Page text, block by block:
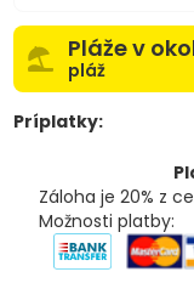
Pláže v
pláž
Príplatky:
Záloha je 20% z
Možnosti platby: